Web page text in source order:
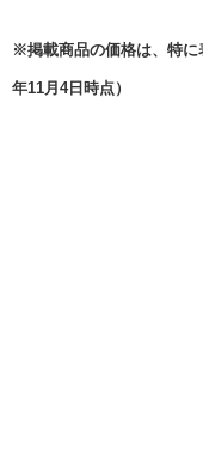
※掲載商品の価格は、特に
年11月4日時点）